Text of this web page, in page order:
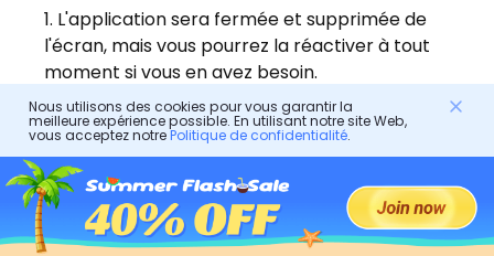
L'application sera fermée et supprimée de
l'écran, mais vous pourrez la réactiver à tout
moment si vous en avez besoin.
Utiliser un cache d'application tiers
Les applications de masquage tierces ont tendance
à fournir des fonctionnalités et des options de
personnalisation plus avancées aux utilisateurs qui
Nous utilisons des cookies pour vous garantir la
meilleure expérience possible. En utilisant notre site Web,
vous acceptez notrePolitique de confidentialité.